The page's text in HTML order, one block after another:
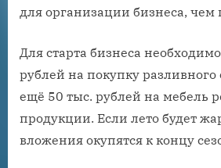
для организации бизнеса, чем
Для старта бизнеса
рублей на покупку разливного
ещё 50 тыс. рублей на мебель
продукции. Если лето будет
вложения окупятся к концу